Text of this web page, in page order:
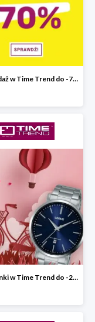
Wyprzedaż w Time Trend do -70%
Walentynki w Time Trend do -20%